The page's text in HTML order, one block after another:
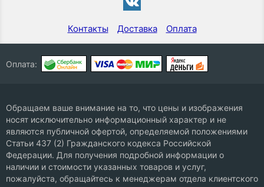
Контакты Доставка Оплата
Оплата:
Обращаем ваше внимание на то, что цены и изображения
носят исключительно информационный характер и не
являются публичной офертой, определяемой положениями
Статьи 437 (2) Гражданского кодекса Российской
Федерации. Для получения подробной информации о
наличии и стоимости указанных товаров и услуг,
пожалуйста, обращайтесь к менеджерам отдела клиентского